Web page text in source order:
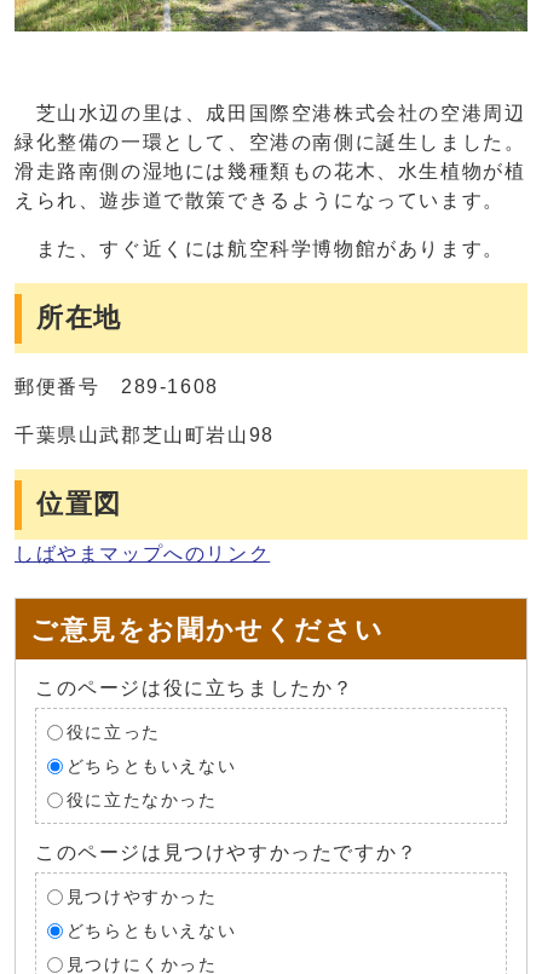
芝山水辺の里は、成田国際空港株式会社の空港周辺
緑化整備の一環として、空港の南側に誕生しました。
滑走路南側の湿地には幾種類もの花木、水生植物が植
えられ、遊歩道で散策できるようになっています。
また、すぐ近くには航空科学博物館があります。
所在地
郵便番号 289-1608
千葉県山武郡芝山町岩山98
位置図
しばやまマップへのリンク
ご意見をお聞かせください
このページは役に立ちましたか？
役に立った
どちらともいえない
役に立たなかった
このページは見つけやすかったですか？
見つけやすかった
どちらともいえない
見つけにくかった